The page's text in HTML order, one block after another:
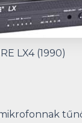
LX4 (1990)